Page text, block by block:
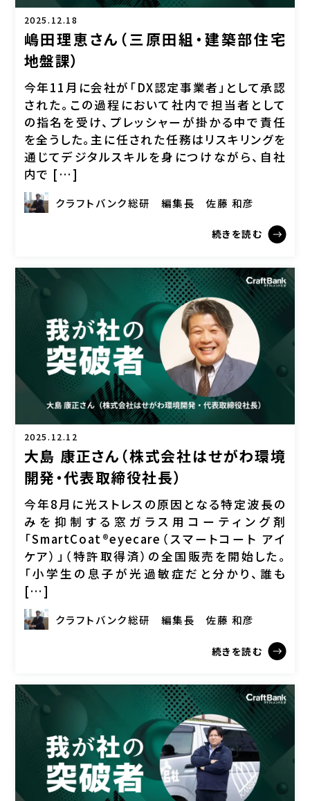
2025.12.18
嶋田理恵さん（三原田組・建築部住宅
地盤課）
今年11月に会社が「DX認定事業者」として承認
された。この過程において社内で担当者として
の指名を受け、プレッシャーが掛かる中で責任
を全うした。主に任された任務はリスキリングを
通じてデジタルスキルを身につけながら、自社
内で […]
クラフトバンク総研 編集長 佐藤 和彦
続きを読む
2025.12.12
大島 康正さん（株式会社はせがわ環境
開発・代表取締役社長）
今年8月に光ストレスの原因となる特定波長の
みを抑制する窓ガラス用コーティング剤
「SmartCoat®eyecare（スマートコート アイ
ケア）」（特許取得済）の全国販売を開始した。
「小学生の息子が光過敏症だと分かり、誰も
[…]
クラフトバンク総研 編集長 佐藤 和彦
続きを読む